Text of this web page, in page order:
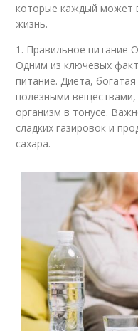
которые каждый может
жизнь.
1. Правильное питание
Одним из ключевых
питание. Диета,
полезными
организм в тонусе.
сладких газировок и
сахара.